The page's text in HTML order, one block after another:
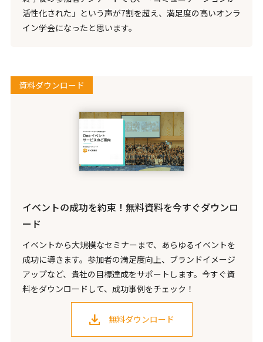
活性化された」という声が7割を超え、満足度の高いオンラ
イン学会になったと思います。
資料ダウンロード
イベントの成功を約束！無料資料を今すぐダウンロ
ード
イベントから大規模なセミナーまで、あらゆるイベントを
成功に導きます。参加者の満足度向上、ブランドイメージ
アップなど、貴社の目標達成をサポートします。今すぐ資
料をダウンロードして、成功事例をチェック！
無料ダウンロード